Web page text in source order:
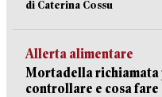
di Caterina Cossu
Allerta alimentare
Mortadella
controllare e cosa fare